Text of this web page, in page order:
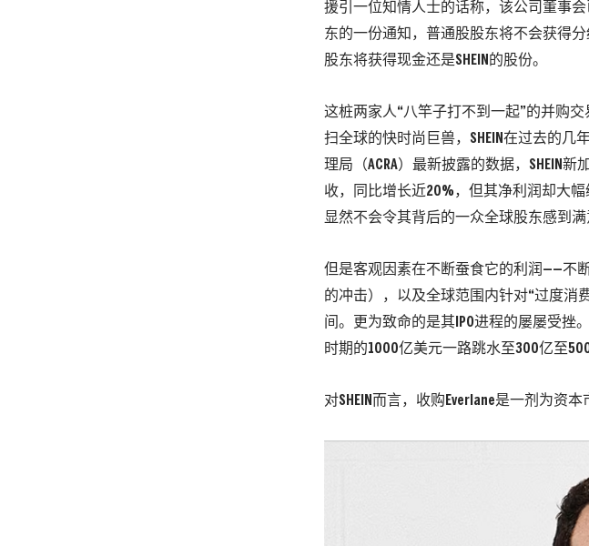
援引一位知情人士的话称，该公司董事
东的一份通知，普通股股东将不会获得
股东将获得现金还是SHEIN的股份。
这桩两家人“八竿子打不到一起”的并购
扫全球的快时尚巨兽，SHEIN在过去的
理局 （ACRA） 最新披露的数据， SHEIN
收，同比增长近20%，但其净利润却大
显然不会令其背后的一众全球股东感到满
但是客观因素在不断蚕食它的利润——不
的冲击）
，以及全球范围内针对“过度消
间。
更为致命的是其IPO进程的屡屡受挫
时期的1000亿美元一路跳水至300亿至
对SHEIN而言，收购Everlane是一剂为资